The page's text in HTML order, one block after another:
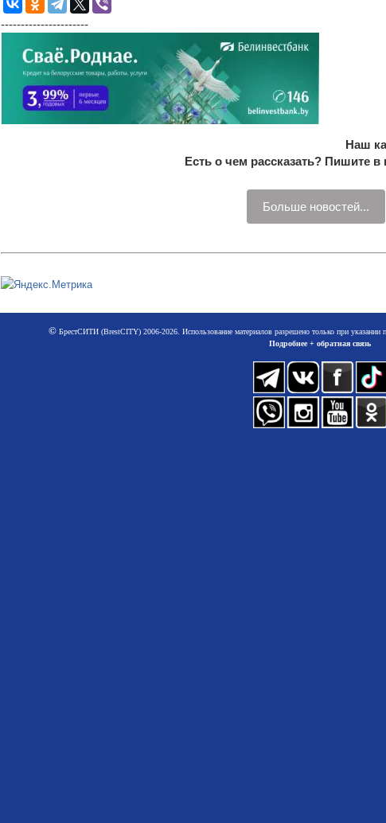
----------------------
Наш
Есть о чем рассказать? Пишите в
Больше новостей...
©БрестСИТИ (BrestCITY) 2006-2026. Использование материалов разрешено только при указании
Подробнее + обратная связь